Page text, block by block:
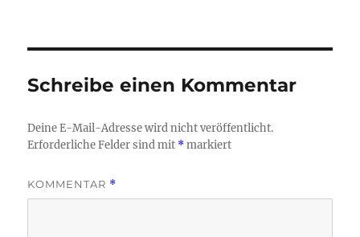
Schreibe einen Kommentar
Deine E-Mail-Adresse wird nicht veröffentlicht.
Erforderliche Felder sind mit *markiert
KOMMENTAR *